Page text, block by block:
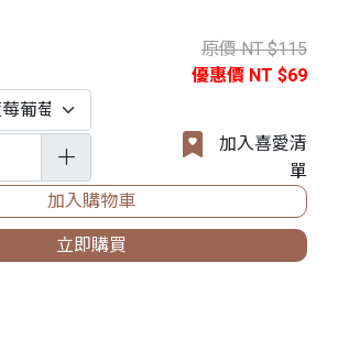
原價 NT $115
優惠價 NT $69
加入喜愛清
單
加入購物車
立即購買